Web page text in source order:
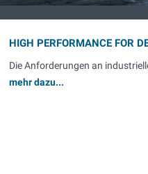
HIGH PERFORMANCE FOR
Die Anforderungen an
mehr dazu...